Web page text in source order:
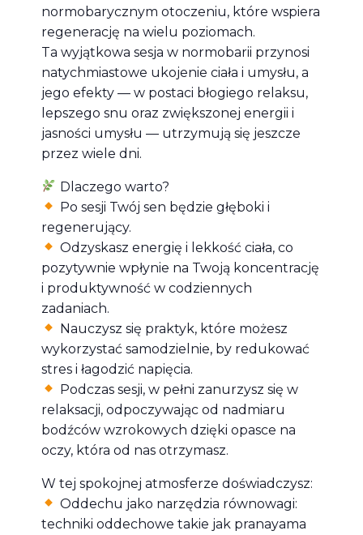
normobarycznym otoczeniu, które wspiera
regenerację na wielu poziomach.
Ta wyjątkowa sesja w normobarii przynosi
natychmiastowe ukojenie ciała i umysłu, a
jego efekty — w postaci błogiego relaksu,
lepszego snu oraz zwiększonej energii i
jasności umysłu — utrzymują się jeszcze
przez wiele dni.
Dlaczego warto?
Po sesji Twój sen będzie głęboki i
regenerujący.
Odzyskasz energię i lekkość ciała, co
pozytywnie wpłynie na Twoją koncentrację
i produktywność w codziennych
zadaniach.
Nauczysz się praktyk, które możesz
wykorzystać samodzielnie, by redukować
stres i łagodzić napięcia.
Podczas sesji, w pełni zanurzysz się w
relaksacji, odpoczywając od nadmiaru
bodźców wzrokowych dzięki opasce na
oczy, która od nas otrzymasz.
W tej spokojnej atmosferze doświadczysz:
Oddechu jako narzędzia równowagi:
techniki oddechowe takie jak pranayama